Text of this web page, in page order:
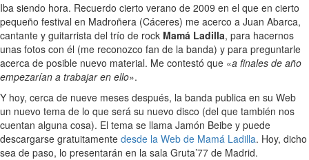
Iba siendo hora. Recuerdo cierto verano de 2009 en el que en cierto
pequeño festival en Madroñera (Cáceres) me acerco a Juan Abarca,
cantante y guitarrista del trío de rock Mamá Ladilla, para hacernos
unas fotos con él (me reconozco fan de la banda) y para preguntarle
acerca de posible nuevo material. Me contestó que «a finales de año
empezarían a trabajar en ello».
Y hoy, cerca de nueve meses después, la banda publica en su Web
un nuevo tema de lo que será su nuevo disco (del que también nos
cuentan alguna cosa). El tema se llama Jamón Beibe y puede
descargarse gratuitamente desde la Web de Mamá Ladilla. Hoy, dicho
sea de paso, lo presentarán en la sala Gruta’77 de Madrid.